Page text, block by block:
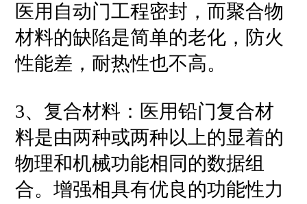
医用自动门工程密封，而聚合物
材料的缺陷是简单的老化，防火
性能差，耐热性也不高。
3、复合材料：医用铅门复合材
料是由两种或两种以上的显着的
物理和机械功能相同的数据组
合。增强相具有优良的功能性力